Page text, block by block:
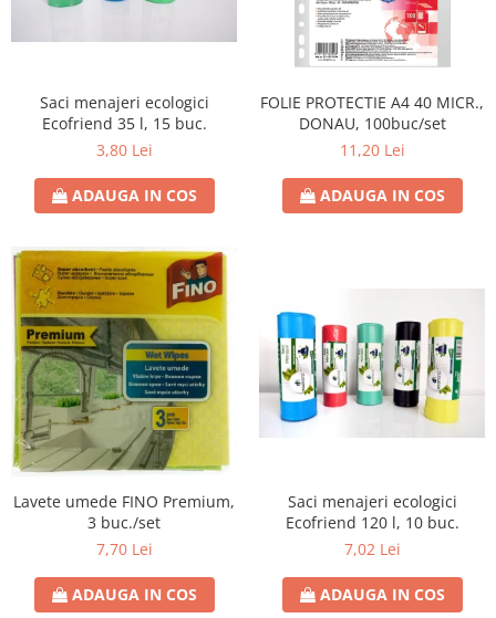
Saci menajeri ecologici
Ecofriend 35 l, 15 buc.
3,80 Lei
ADAUGA IN COS
FOLIE PROTECTIE A4 40 MICR.,
DONAU, 100buc/set
11,20 Lei
ADAUGA IN COS
Lavete umede FINO Premium,
3 buc./set
7,70 Lei
ADAUGA IN COS
Saci menajeri ecologici
Ecofriend 120 l, 10 buc.
7,02 Lei
ADAUGA IN COS